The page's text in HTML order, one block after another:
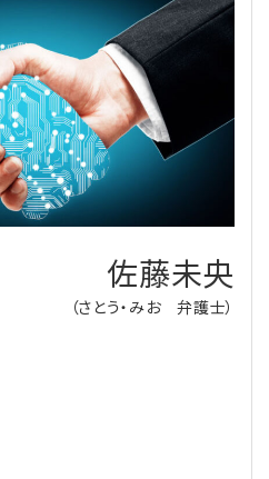
のnote
アル
ための人事戦略
で想定される指摘事項
タビュー
佐藤未央
（さとう・みお 弁護士）